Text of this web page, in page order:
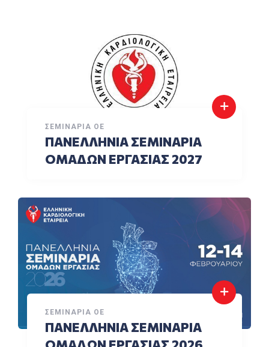
ΣΕΜΙΝΆΡΙΑ ΟΕ
ΠΑΝΕΛΛΗΝΙΑ ΣΕΜΙΝΑΡΙΑ
ΟΜΑΔΩΝ ΕΡΓΑΣΙΑΣ 2027
ΣΕΜΙΝΆΡΙΑ ΟΕ
ΠΑΝΕΛΛΗΝΙΑ ΣΕΜΙΝΑΡΙΑ